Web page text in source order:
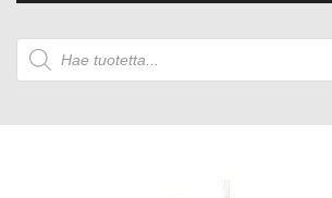
Products
search